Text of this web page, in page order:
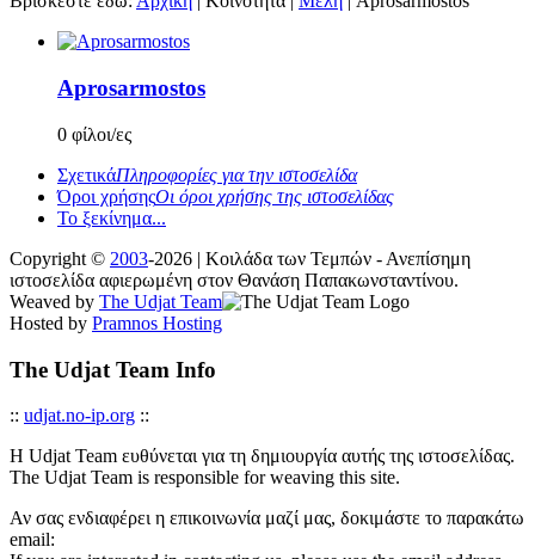
Aprosarmostos
0 φίλοι/ες
ΣχετικάΠληροφορίες για την ιστοσελίδα
Όροι χρήσηςΟι όροι χρήσης της ιστοσελίδας
Το ξεκίνημα...
Copyright © 2003-2026 | Κοιλάδα των Τεμπών - Ανεπίσημη
ιστοσελίδα αφιερωμένη στον Θανάση Παπακωνσταντίνου.
Weaved by The Udjat Team
Hosted by Pramnos Hosting
The Udjat Team Info
:: udjat.no-ip.org ::
Η Udjat Team ευθύνεται για τη δημιουργία αυτής της ιστοσελίδας.
The Udjat Team is responsible for weaving this site.
Αν σας ενδιαφέρει η επικοινωνία μαζί μας, δοκιμάστε το παρακάτω
email: